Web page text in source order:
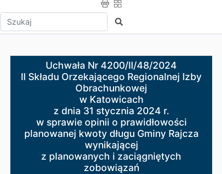
Wpisz tekst do wyszukania Szukaj
Uchwała Nr 4200/II/48/2024
II Składu Orzekającego Regionalnej Izby Obrachunkowej
z dnia 31 stycznia 2024 r.
w sprawie opinii o prawidłowości planowanej kwoty
z planowanych i zaciągniętych zobowiązań
Uchwała Nr 4200/II/48/2024
II Składu Orzekającego Regionalnej Izby
Obrachunkowej
w Katowicach
z dnia 31 stycznia 2024 r.
w sprawie opinii o prawidłowości
planowanej kwoty długu Gminy Rajcza
wynikającej
z planowanych i zaciągniętych
zobowiązań